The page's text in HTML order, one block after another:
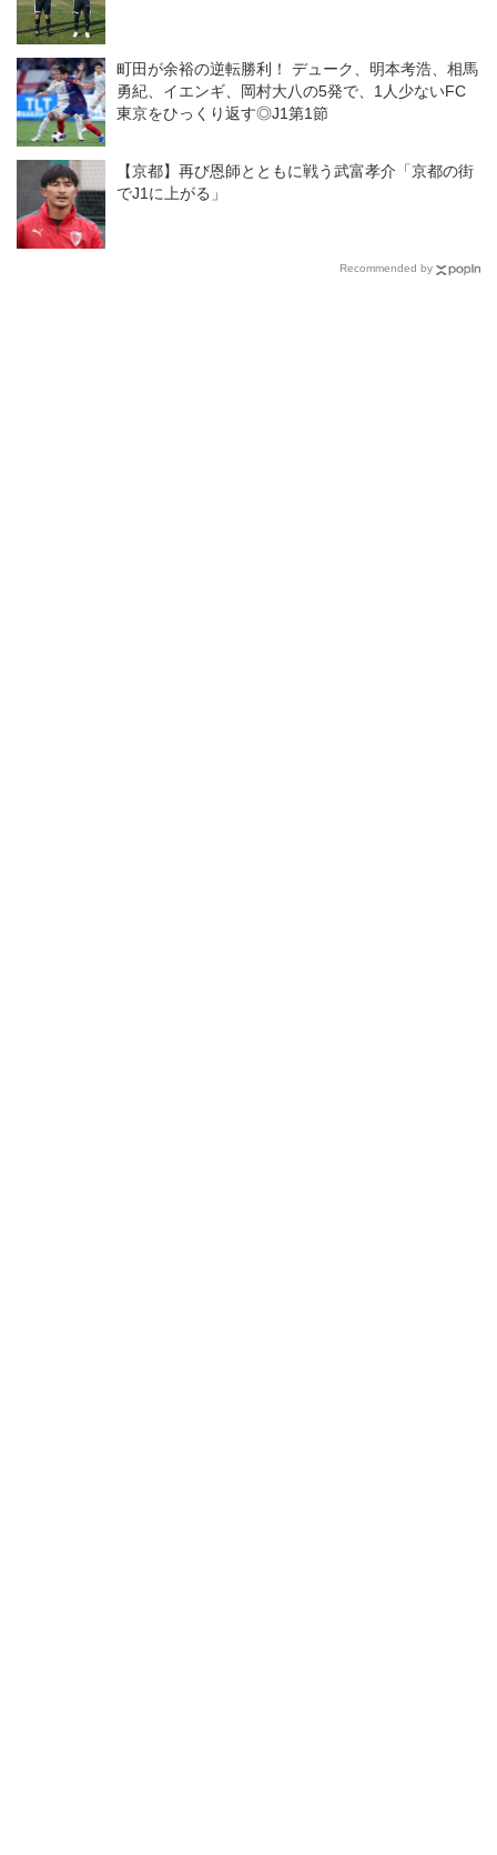
町田が余裕の逆転勝利！ デューク、明本考浩、相馬
勇紀、イエンギ、岡村大八の5発で、1人少ないFC
東京をひっくり返す◎J1第1節
【京都】再び恩師とともに戦う武富孝介「京都の街
でJ1に上がる」
Recommended by